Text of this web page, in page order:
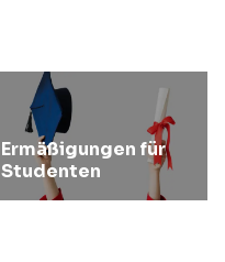
Ermäßigungen für
Studenten